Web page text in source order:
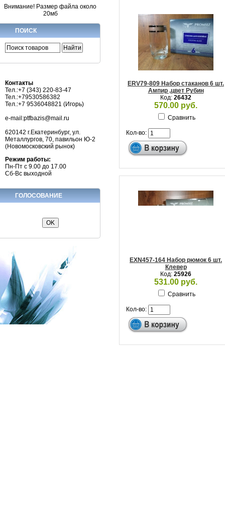
Внимание! Размер файла около
20мб
ПОИСК
Контакты
Тел.:+7 (343) 220-83-47
Тел.:+79530586382
Тел.:+7 9536048821 (Игорь)
e-mail:ptfbazis@mail.ru
620142 г.Екатеринбург, ул.
Металлургов, 70, павильон Ю-2
(Новомосковский рынок)
Режим работы:
Пн-Пт с 9.00 до 17.00
Сб-Вс выходной
ГОЛОСОВАНИЕ
ERV79-809 Набор стаканов 6 шт.
Ампир ,цвет Рубин
Код: 26432
570.00 руб.
Сравнить
Кол-во:
EXN457-164 Набор рюмок 6 шт.
Клевер
Код: 25926
531.00 руб.
Сравнить
Кол-во: